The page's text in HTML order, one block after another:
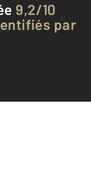
9,2/10
par